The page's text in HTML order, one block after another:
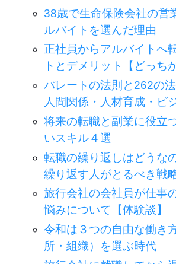
38歳で生命保険会社の営
ルバイトを選んだ理由
正社員からアルバイトへ
トとデメリット【どっち
パレートの法則と262の
人間関係・人材育成・ビ
将来の転職と副業に役立
いスキル４選
転職の繰り返しはどうな
繰り返す人がとるべき戦略
旅行会社の会社員が仕事
悩みについて【体験談】
令和は３つの自由な働き
所・組織）を選ぶ時代